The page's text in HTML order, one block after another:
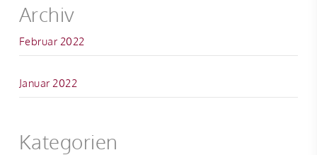
Archiv
Februar 2022
Januar 2022
Kategorien